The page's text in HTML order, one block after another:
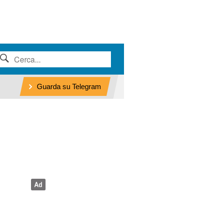
Guarda su Telegram